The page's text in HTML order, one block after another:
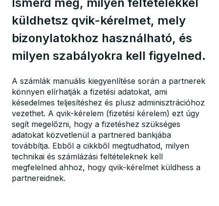
küldhetsz qvik-kérelmet, mely
bizonylatokhoz használható, és
milyen szabályokra kell figyelned.
A számlák manuális kiegyenlítése során a partnerek
könnyen elírhatják a fizetési adatokat, ami
késedelmes teljesítéshez és plusz adminisztrációhoz
vezethet. A qvik-kérelem (fizetési kérelem) ezt úgy
segít megelőzni, hogy a fizetéshez szükséges
adatokat közvetlenül a partnered bankjába
továbbítja. Ebből a cikkből megtudhatod, milyen
technikai és számlázási feltételeknek kell
megfelelned ahhoz, hogy qvik-kérelmet küldhess a
partnereidnek.